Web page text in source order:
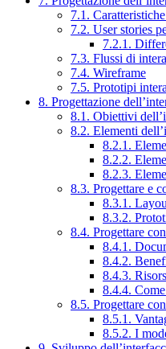
7.1.
7.2. User stories
7.2.1.
7.3. Flussi di
7.4. Wireframe
7.5. Prototipi
8. Progettazione
8.1. Obiettivi
8.2. Elementi
8.2.1.
8.2.2.
8.2.3.
8.3. Progettare e
8.3.1.
8.3.2.
8.4. Progettare
8.4.1.
8.4.2.
8.4.3.
8.4.4.
8.5. Progettare
8.5.1.
8.5.2. I